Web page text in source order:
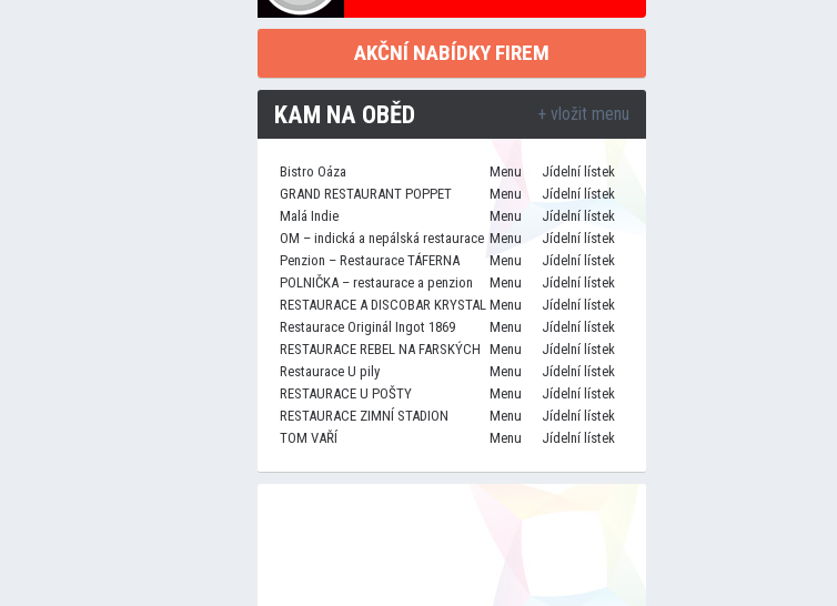
AKČNÍ NABÍDKY FIREM
KAM NA OBĚD + vložit menu
Bistro Oáza Menu
Jídelní lístek
GRAND RESTAURANT POPPET
Menu
Jídelní lístek
Malá Indie
Menu
Jídelní lístek
OM – indická a nepálská restaurace Menu
Jídelní lístek
Penzion – Restaurace TÁFERNA
Menu
Jídelní lístek
POLNIČKA – restaurace a penzion
Menu
Jídelní lístek
RESTAURACE A DISCOBAR KRYSTAL Menu
Jídelní lístek
Restaurace Originál Ingot 1869
Menu
Jídelní lístek
RESTAURACE REBEL NA FARSKÝCH Menu
Jídelní lístek
Restaurace U pily
Menu
Jídelní lístek
RESTAURACE U POŠTY
Menu
Jídelní lístek
RESTAURACE ZIMNÍ STADION
Menu
Jídelní lístek
TOM VAŘÍ
Menu Jídelní lístek